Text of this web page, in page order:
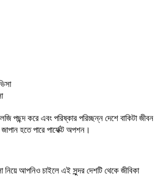
পছন্দ করে এবং পরিষ্কার পরিচ্ছন্ন দেশে বাকিটা জীবন
হতে পারে পার্ফেক্ট অপশন।
নিয়ে আপনিও চাইলে এই সুন্দর দেশটি থেকে জীবিকা